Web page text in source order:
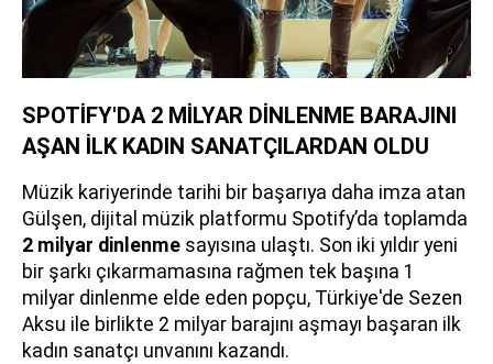
SPOTİFY'DA 2 MİLYAR DİNLENME BARAJINI
AŞAN İLK KADIN SANATÇILARDAN OLDU
Müzik kariyerinde tarihi bir başarıya daha imza atan
Gülşen, dijital müzik platformu Spotify’da toplamda
2 milyar dinlenme sayısına ulaştı. Son iki yıldır yeni
bir şarkı çıkarmamasına rağmen tek başına 1
milyar dinlenme elde eden popçu, Türkiye'de Sezen
Aksu ile birlikte 2 milyar barajını aşmayı başaran ilk
kadın sanatçı unvanını kazandı.